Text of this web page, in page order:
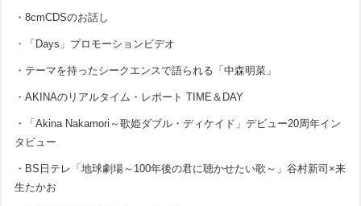
・8cmCDSのお話し
・「Days」プロモーションビデオ
・テーマを持ったシークエンスで語られる「中森明菜」
・AKINAのリアルタイム・レポート TIME＆DAY
・「Akina Nakamori～歌姫ダブル・ディケイド」デビュー20周年イン
タビュー
・BS日テレ「地球劇場～100年後の君に聴かせたい歌～」谷村新司×来
生たかお